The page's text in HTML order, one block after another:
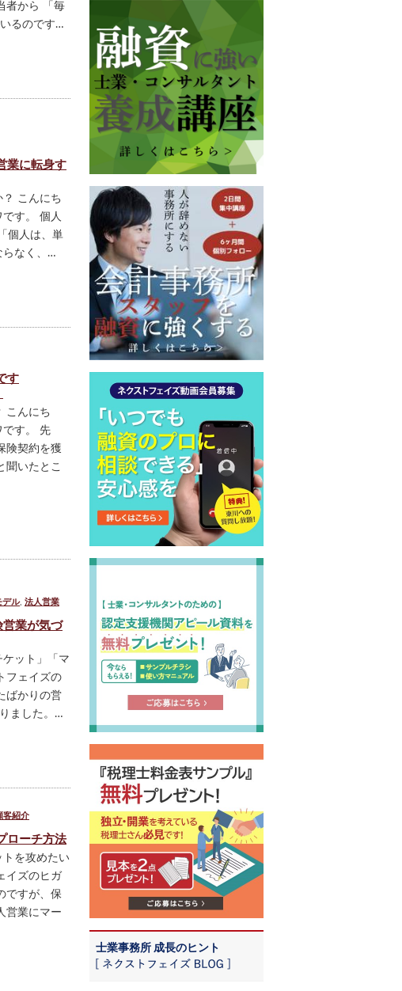
者から 「毎
るのです…
業に転身す
こんにち
す。 個人
個人は、単
らなく、…
す
こんにち
です。 先
険契約を獲
聞いたとこ
デル, 法人営業
業が気づ
ット」「マ
フェイズの
ばかりの営
ました。…
客紹介
ローチ方法
トを攻めたい
イズのヒガ
ですが、保
営業にマー
士業事務所 成長のヒント